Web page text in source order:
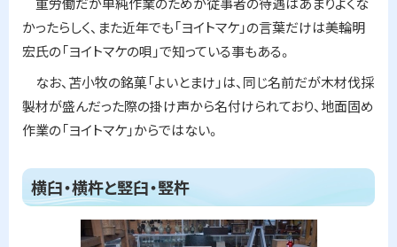
かったらしく、また近年でも「ヨイトマケ」の言葉だけは美輪明
宏氏の「ヨイトマケの唄」で知っている事もある。
なお、苫小牧の銘菓「よいとまけ」は、同じ名前だが木材伐採
製材が盛んだった際の掛け声から名付けられており、地面固め
作業の「ヨイトマケ」からではない。
ト
ッ
横臼・横杵と竪臼・竪杵